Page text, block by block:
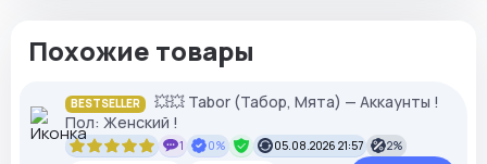
Похожие товары
BESTSELLER
💥💥 Tabor (Табор, Мята) — Аккаунты !
Пол: Женский !
1 0% 05.08.2026 21:57 2%